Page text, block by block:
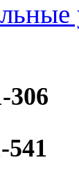
306
541